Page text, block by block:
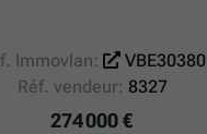
Immovlan:
VBE30380
Réf. vendeur: 8327
274 000 €